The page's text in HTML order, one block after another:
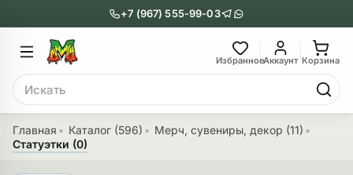
+7 (967) 555-99-03
ИзбранноеАккаунт Корзина
Поиск
Главное меню Главное
Трубки
Главная Каталог (596)
Мерч, сувениры, декор (11)
Статуэтки (0)